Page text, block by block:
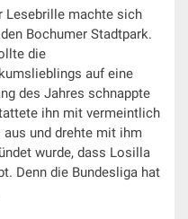
Lesebrille machte sich
Bochumer Stadtpark.
die
auf eine
des Jahres schnappte
ihn mit vermeintlich
und drehte mit ihm
wurde, dass Losilla
Denn die Bundesliga hat